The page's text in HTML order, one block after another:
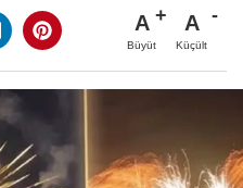
A
Büyüt
A
Küçült